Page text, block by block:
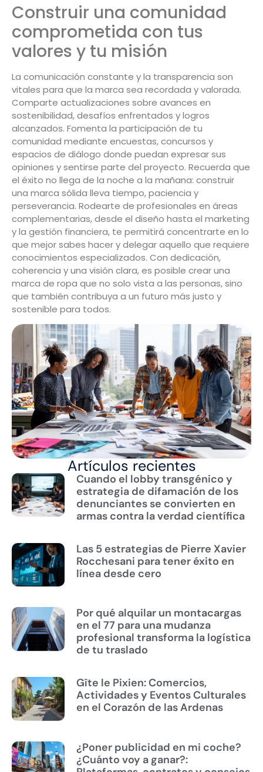
Artículos recientes
Cuando el lobby transgénico y
estrategia de difamación de los
denunciantes se convierten en
armas contra la verdad científica
Las 5 estrategias de Pierre Xavier
Rocchesani para tener éxito en
línea desde cero
Por qué alquilar un montacargas
en el 77 para una mudanza
profesional transforma la logística
de tu traslado
Gîte le Pixien: Comercios,
Actividades y Eventos Culturales
en el Corazón de las Ardenas
¿Poner publicidad en mi coche?
¿Cuánto voy a ganar?:
Construir una comunidad
comprometida con tus
valores y tu misión
La comunicación constante y la transparencia son
vitales para que la marca sea recordada y valorada.
Comparte actualizaciones sobre avances en
sostenibilidad, desafíos enfrentados y logros
alcanzados. Fomenta la participación de tu
comunidad mediante encuestas, concursos y
espacios de diálogo donde puedan expresar sus
opiniones y sentirse parte del proyecto. Recuerda que
el éxito no llega de la noche a la mañana: construir
una marca sólida lleva tiempo, paciencia y
perseverancia. Rodearte de profesionales en áreas
complementarias, desde el diseño hasta el marketing
y la gestión financiera, te permitirá concentrarte en lo
que mejor sabes hacer y delegar aquello que requiere
conocimientos especializados. Con dedicación,
coherencia y una visión clara, es posible crear una
marca de ropa que no solo vista a las personas, sino
que también contribuya a un futuro más justo y
sostenible para todos.